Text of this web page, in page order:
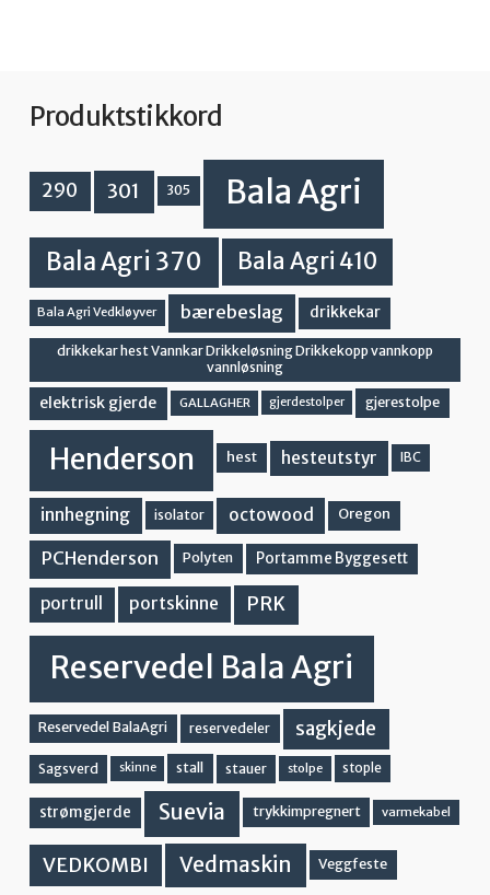
Produktstikkord
290 301 305 Bala Agri
Bala Agri 370 Bala Agri 410
Bala Agri Vedkløyver bærebeslag drikkekar
drikkekar hest Vannkar Drikkeløsning Drikkekopp vannkopp
vannløsning
elektrisk gjerde GALLAGHER gjerdestolper gjerestolpe
Henderson hest hesteutstyr IBC
innhegning isolator octowood Oregon
PCHenderson Polyten Portamme Byggesett
portrull portskinne PRK
Reservedel Bala Agri
Reservedel BalaAgri reservedeler sagkjede
Sagsverd skinne stall stauer stolpe stople
strømgjerde Suevia trykkimpregnert varmekabel
VEDKOMBI Vedmaskin Veggfeste